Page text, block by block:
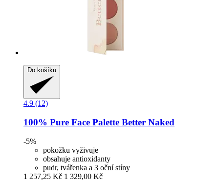
Do košíku
4.9 (12)
100% Pure Face Palette Better Naked
-5%
pokožku vyživuje
obsahuje antioxidanty
pudr, tvářenka a 3 oční stíny
1 257,25 Kč 1 329,00 Kč